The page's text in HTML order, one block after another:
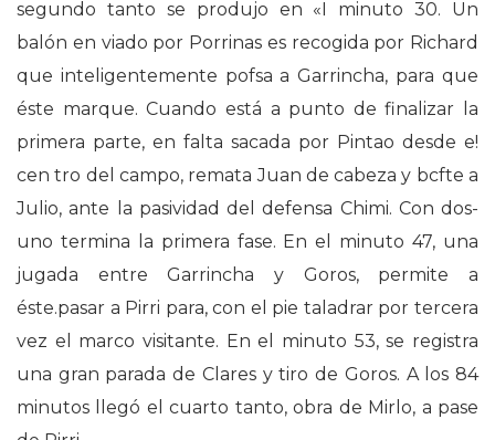
segundo tanto se produjo en «I minuto 30. Un
balón en viado por Porrinas es recogida por Richard
que inteligentemente pofsa a Garrincha, para que
éste marque. Cuando está a punto de finalizar la
primera parte, en falta sacada por Pintao desde e!
cen tro del campo, remata Juan de cabeza y bcfte a
Julio, ante la pasividad del defensa Chimi. Con dos-
uno termina la primera fase. En el minuto 47, una
jugada entre Garrincha y Goros, permite a
éste.pasar a Pirri para, con el pie taladrar por tercera
vez el marco visitante. En el minuto 53, se registra
una gran parada de Clares y tiro de Goros. A los 84
minutos llegó el cuarto tanto, obra de Mirlo, a pase